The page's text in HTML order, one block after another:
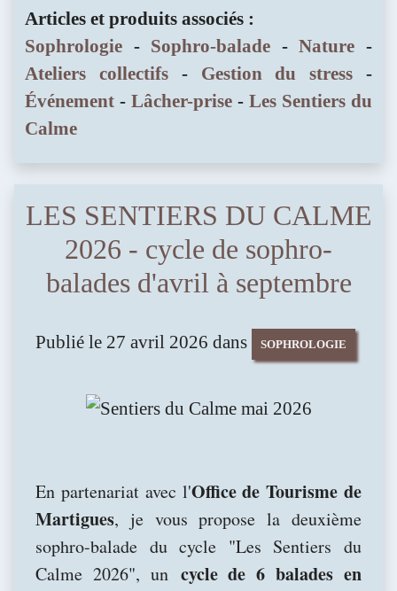
Articles et produits associés :
Sophrologie - Sophro-balade -Nature -
Ateliers collectifs- Gestion du stress -
Événement - Lâcher-prise - Les Sentiers du
Calme
LES SENTIERS DU CALME
2026 - cycle de sophro-
balades d'avril à septembre
Publié le 27 avril 2026 dans SOPHROLOGIE
En partenariat avec l'Office de Tourisme de
Martigues, je vous propose la deuxième
sophro-balade du cycle "Les Sentiers du
Calme 2026", un cycle de 6 balades en